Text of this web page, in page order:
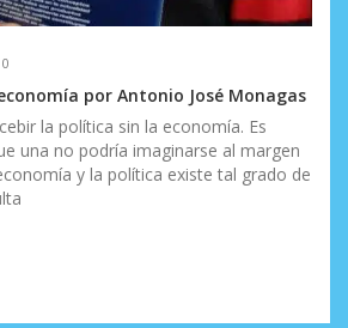
0
por Antonio José Monagas
la política sin la economía. Es
una no podría imaginarse al margen
y la política existe tal grado de